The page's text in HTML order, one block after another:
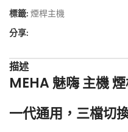
標籤: 煙桿主機
分享:
描述
MEHA 魅嗨 主機
一代通用，三檔切